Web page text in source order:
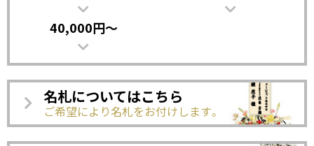
40,000円〜
名札についてはこちら
ご希望により名札をお付けします。